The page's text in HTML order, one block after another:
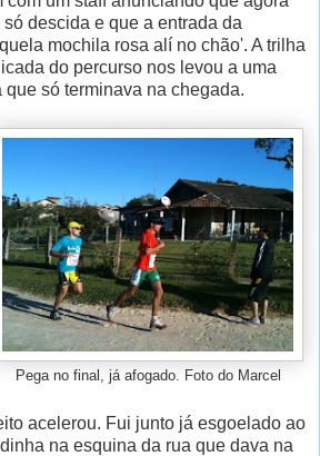
descida e que a entrada da
mochila rosa alí no chão'. A trilha
do percurso nos levou a uma
que só terminava na chegada.
Pega no final, já afogado. Foto do Marcel
acelerou. Fui junto já esgoelado ao
na esquina da rua que dava na